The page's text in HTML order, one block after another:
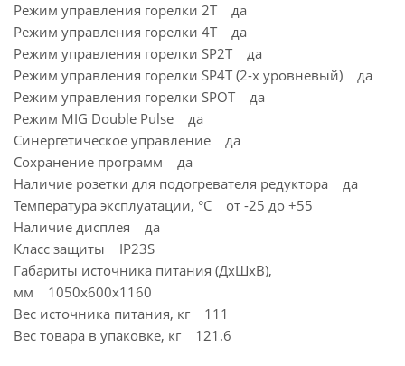
Режим управления горелки 2Т да
Режим управления горелки 4T да
Режим управления горелки SP2T да
Режим управления горелки SP4T (2-х уровневый) да
Режим управления горелки SPOT да
Режим MIG Double Pulse да
Синергетическое управление да
Сохранение программ да
Наличие розетки для подогревателя редуктора да
Температура эксплуатации, °C от -25 до +55
Наличие дисплея да
Класс защиты IP23S
Габариты источника питания (ДхШхВ),
мм 1050х600х1160
Вес источника питания, кг 111
Вес товара в упаковке, кг 121.6